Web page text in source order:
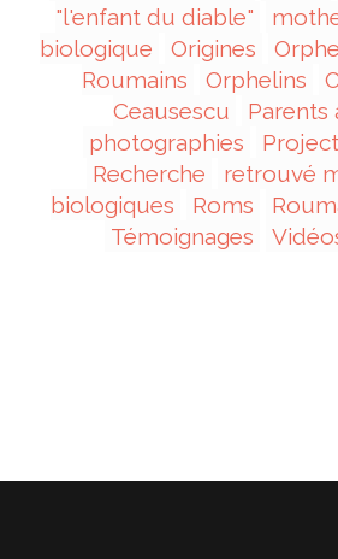
"l'enfant du diable"
biologique
Origines
Roumains
Orphelins
Ceausescu
Parents
photographies
Recherche
retrouvé
biologiques
Roms
Témoignages